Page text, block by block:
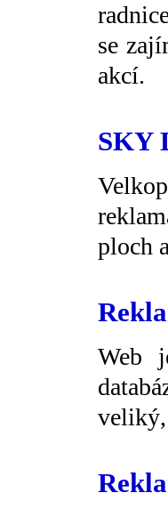
se
akcí.
SKY
ploch
Web
veliký,